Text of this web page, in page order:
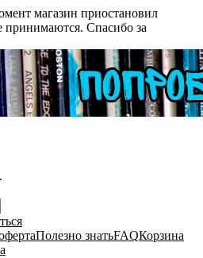
магазин приостановил
принимаются. Спасибо за
Полезно знатьFAQКорзина